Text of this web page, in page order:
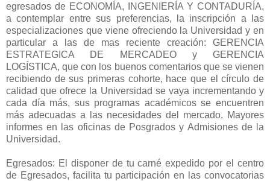
egresados de ECONOMÍA, INGENIERÍA Y CONTADURÍA,
a contemplar entre sus preferencias, la inscripción a las
especializaciones que viene ofreciendo la Universidad y en
particular a las de mas reciente creación: GERENCIA
ESTRATEGICA DE MERCADEO y GERENCIA
LOGÍSTICA, que con los buenos comentarios que se vienen
recibiendo de sus primeras cohorte, hace que el círculo de
calidad que ofrece la Universidad se vaya incrementando y
cada día más, sus programas académicos se encuentren
más adecuadas a las necesidades del mercado. Mayores
informes en las oficinas de Posgrados y Admisiones de la
Universidad.
Egresados: El disponer de tu carné expedido por el centro
de Egresados, facilita tu participación en las convocatorias